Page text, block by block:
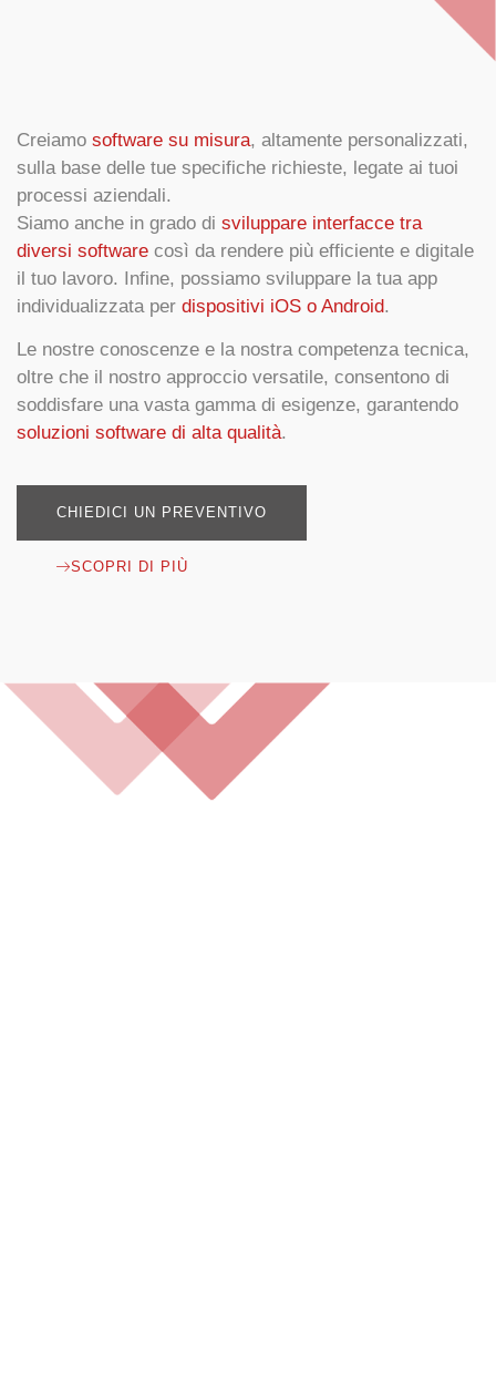
Creiamo software su misura, altamente personalizzati,
sulla base delle tue specifiche richieste, legate ai tuoi
processi aziendali.
Siamo anche in grado di sviluppare interfacce tra
diversi software così da rendere più efficiente e digitale
il tuo lavoro. Infine, possiamo sviluppare la tua app
individualizzata per dispositivi iOS o Android.
Le nostre conoscenze e la nostra competenza tecnica,
oltre che il nostro approccio versatile, consentono di
soddisfare una vasta gamma di esigenze, garantendo
soluzioni software di alta qualità.
CHIEDICI UN PREVENTIVO
SCOPRI DI PIÙ